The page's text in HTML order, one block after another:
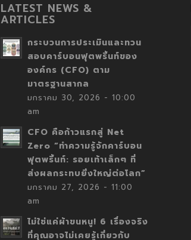
LATEST NEWS &
ARTICLES
กระบวนการประเมินและทวน
สอบคาร์บอนฟุตพริ้นท์ของ
องค์กร (CFO) ตาม
มาตรฐานสากล
มกราคม 30, 2026 - 10:00
am
CFO คือก้าวแรกสู่ Net
Zero “ทำความรู้จักคาร์บอน
ฟุตพริ้นท์: รอยเท้าเล็กๆ ที่
ส่งผลกระทบยิ่งใหญ่ต่อโลก”
มกราคม 27, 2026 - 11:00
am
ไม่ใช่แค่ผ้าขนหนู! 6 เรื่องจริง
ที่คุณอาจไม่เคยรู้เกี่ยวกับ